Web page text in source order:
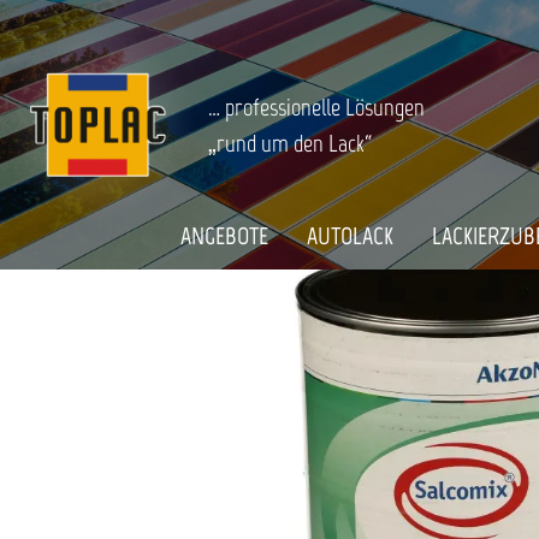
Zur Hauptnavigation springen
… professionelle Lösungen
„rund um den Lack“
ANGEBOTE AUTOLACK
Startseite INDUSTRIELACK Additive
SALCOMIX MATTPASTE FÜR
Bildergalerie überspringen